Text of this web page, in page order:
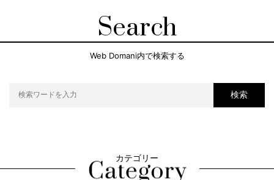
Search
Web Domani内で検索する
検索
カテゴリー